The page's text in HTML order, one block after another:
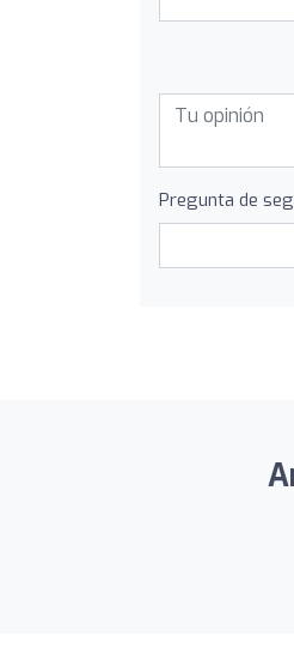
Pregunta de